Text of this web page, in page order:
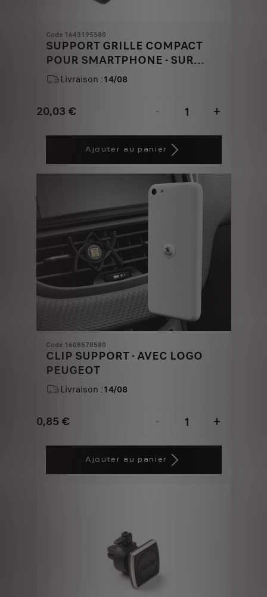
Code 1643195580
SUPPORT GRILLE COMPACT
POUR SMARTPHONE - SUR
AERATEUR
Livraison :14/08
20,03 €
Price
€
- +
Quantity
1
Ajouter au panier
Code 1608578580
CLIP SUPPORT - AVEC LOGO
PEUGEOT
Livraison :14/08
0,85 €
Price
- +
Quantity
Ajouter au panier